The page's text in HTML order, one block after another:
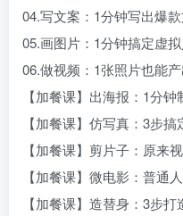
04.写文案：1分钟写出爆
05.画图片：1分钟搞定虚
06.做视频：1张照片也能
【加餐课】出海报：1分
【加餐课】仿写真：3步
【加餐课】剪片子：原来
【加餐课】微电影：普通
【加餐课】造替身：3步